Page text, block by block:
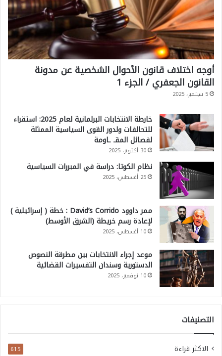
أوجه اختلاف قانون الأحوال الشخصية عن مدونة
القانون الجعفري / الجزء 1
5 سبتمبر، 2025
خارطة الانتخابات البرلمانية لعام 2025: استقراء
للتحالفات ولدور القوى السياسية الممثلة
لفصائل المقـ ـاومة
30 أكتوبر، 2025
نظام الكوتا: دراسة في المبررات السياسية
25 أغسطس، 2025
ممر داوود David’s Corrido : خطة ( إسرائيلية )
لإعادة رسم خريطة (الشرق الأوسط)
10 أغسطس، 2025
موعد إجراء الانتخابات بين مطرقة النصوص
الدستورية وسندان التفسيرات القضائية
10 نوفمبر، 2025
التصنيفات
الاكثر قراءة 615